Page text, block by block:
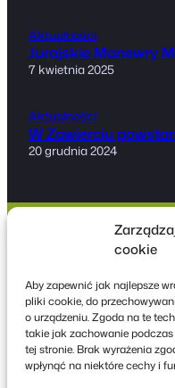
cookie
Aby zapewnić jak najlepsze
pliki cookie, do
o urządzeniu. Zgoda na te
takie jak zachowanie
tej stronie. Brak wyrażenia
wpłynąć na niektóre cechy i
Aktualności
Jurajskie Manewry
7 kwietnia 2025
Aktualności
W Zawierciu
20 grudnia 2024